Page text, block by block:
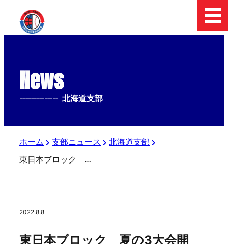
News
-------------- 北海道支部
ホーム 支部ニュース
北海道支部
東日本ブロック 夏の3大会開幕！
2022.8.8
東日本ブロック 夏の3大会開